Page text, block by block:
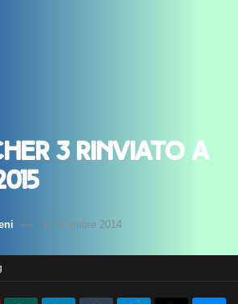
3 rinviato a
9 Dicembre 2014